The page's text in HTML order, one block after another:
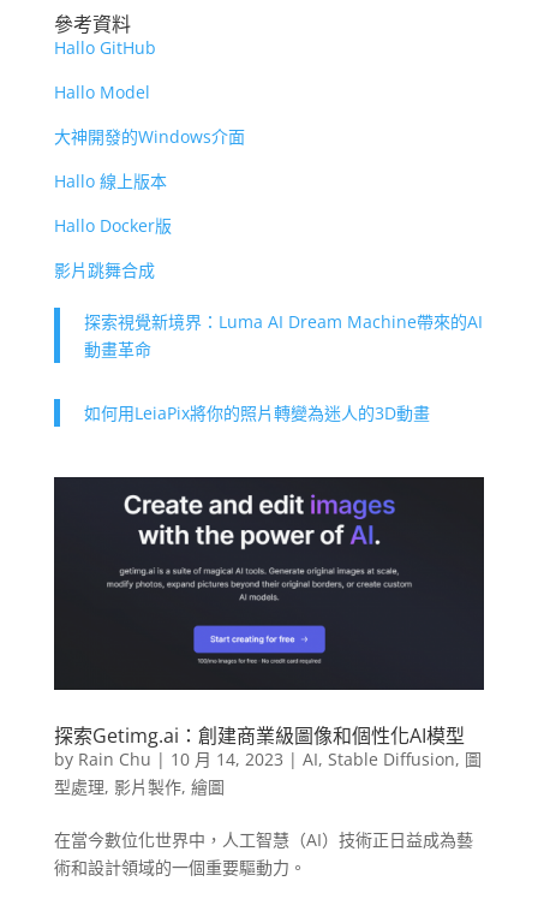
參考資料
Hallo GitHub
Hallo Model
大神開發的Windows介面
Hallo 線上版本
Hallo Docker版
影片跳舞合成
探索視覺新境界：Luma AI Dream Machine帶來的AI
動畫革命
如何用LeiaPix將你的照片轉變為迷人的3D動畫
探索Getimg.ai：創建商業級圖像和個性化AI模型
by Rain Chu | 10 月 14, 2023 | AI, Stable Diffusion, 圖
型處理, 影片製作, 繪圖
在當今數位化世界中，人工智慧（AI）技術正日益成為藝
術和設計領域的一個重要驅動力。